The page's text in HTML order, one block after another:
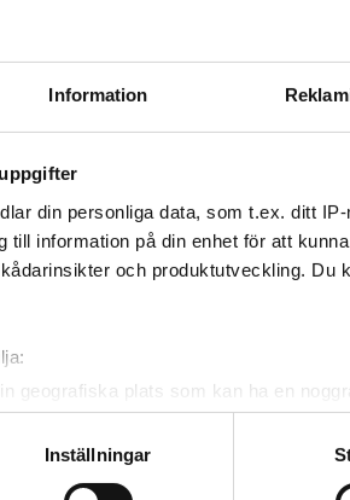
Information
din personliga data, som t.ex. ditt
till information på din enhet för att
och produktutveckling. Du
geografiska plats som kan ha en
att aktivt skanna den för specifika
uppgifter behandlas och ställ in
helst från cookie-förklaringen.
Inställningar
för dialysbehandlingar. Du kan